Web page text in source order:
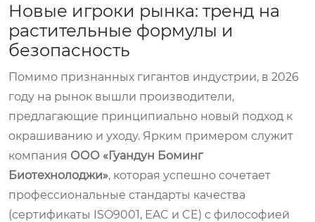
Новые игроки рынка: тренд на
растительные формулы и
безопасность
Помимо признанных гигантов индустрии, в 2026
году на рынок вышли производители,
предлагающие принципиально новый подход к
окрашиванию и уходу. Ярким примером служит
компания ООО «Гуандун Боминг
Биотехнолоджи», которая успешно сочетает
профессиональные стандарты качества
(сертификаты ISO9001, EAC и CE) с философией